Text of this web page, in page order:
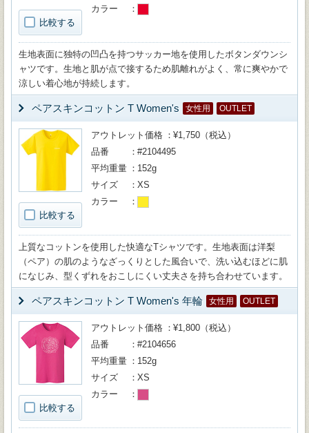
比較する
カラー
生地表面に独特の凹凸を持つサッカー地を使用したボタンダウンシ
ャツです。生地と肌が点で接するため肌離れがよく、常に爽やかで
涼しい着心地が持続します。
ペアスキンコットン T Women's 女性用 OUTLET
比較する
アウトレット価格
¥1,750（税込）
品番
#2104495
平均重量
152g
サイズ
XS
カラー
上質なコットンを使用した快適なTシャツです。生地表面は洋梨
（ペア）の肌のようなざっくりとした風合いで、洗い込むほどに肌
になじみ、型くずれをおこしにくい丈夫さを持ち合わせています。
ペアスキンコットン T Women's 年輪 女性用 OUTLET
比較する
アウトレット価格
¥1,800（税込）
品番
#2104656
平均重量
152g
サイズ
XS
カラー